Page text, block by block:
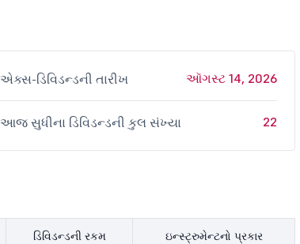
એક્સ-ડિવિડન્ડની તારીખ ઑગસ્ટ 14, 2026
આજ સુધીના ડિવિડન્ડની કુલ સંખ્યા 22
ડિવિડન્ડની રકમ ઇન્સ્ટ્રુમેન્ટનો પ્રકાર